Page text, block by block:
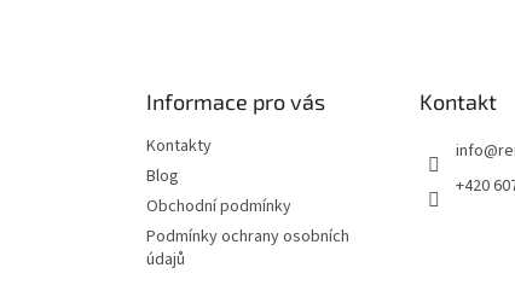
Informace pro vás
Kontakty
Blog
Obchodní podmínky
Podmínky ochrany osobních
údajů
Kontakt
info@
+420